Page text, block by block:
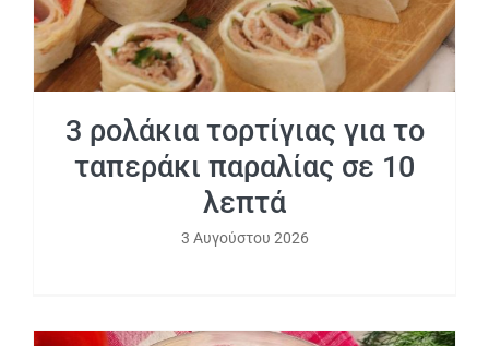
3 ρολάκια τορτίγιας για το
ταπεράκι παραλίας σε 10
λεπτά
3 Αυγούστου 2026